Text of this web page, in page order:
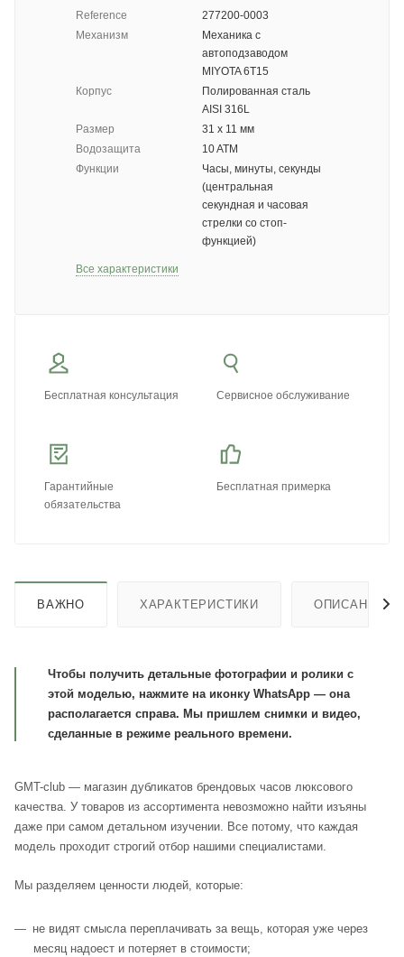
Reference
277200-0003
Механизм
Механика с
автоподзаводом
MIYOTA 6T15
Корпус
Полированная сталь
AISI 316L
Размер
31 x 11 мм
Водозащита
10 ATM
Функции
Часы, минуты, секунды
(центральная
секундная и часовая
стрелки со стоп-
функцией)
Все характеристики
Бесплатная консультация Сервисное обслуживание
Гарантийные
обязательства
Бесплатная примерка
ВАЖНО ХАРАКТЕРИСТИКИ ОПИСАНИЕ
Чтобы получить детальные фотографии и ролики с
этой моделью, нажмите на иконку WhatsApp — она
располагается справа. Мы пришлем снимки и видео,
сделанные в режиме реального времени.
GMT-club — магазин дубликатов брендовых часов люксового
качества. У товаров из ассортимента невозможно найти изъяны
даже при самом детальном изучении. Все потому, что каждая
модель проходит строгий отбор нашими специалистами.
Мы разделяем ценности людей, которые:
не видят смысла переплачивать за вещь, которая уже через
месяц надоест и потеряет в стоимости;